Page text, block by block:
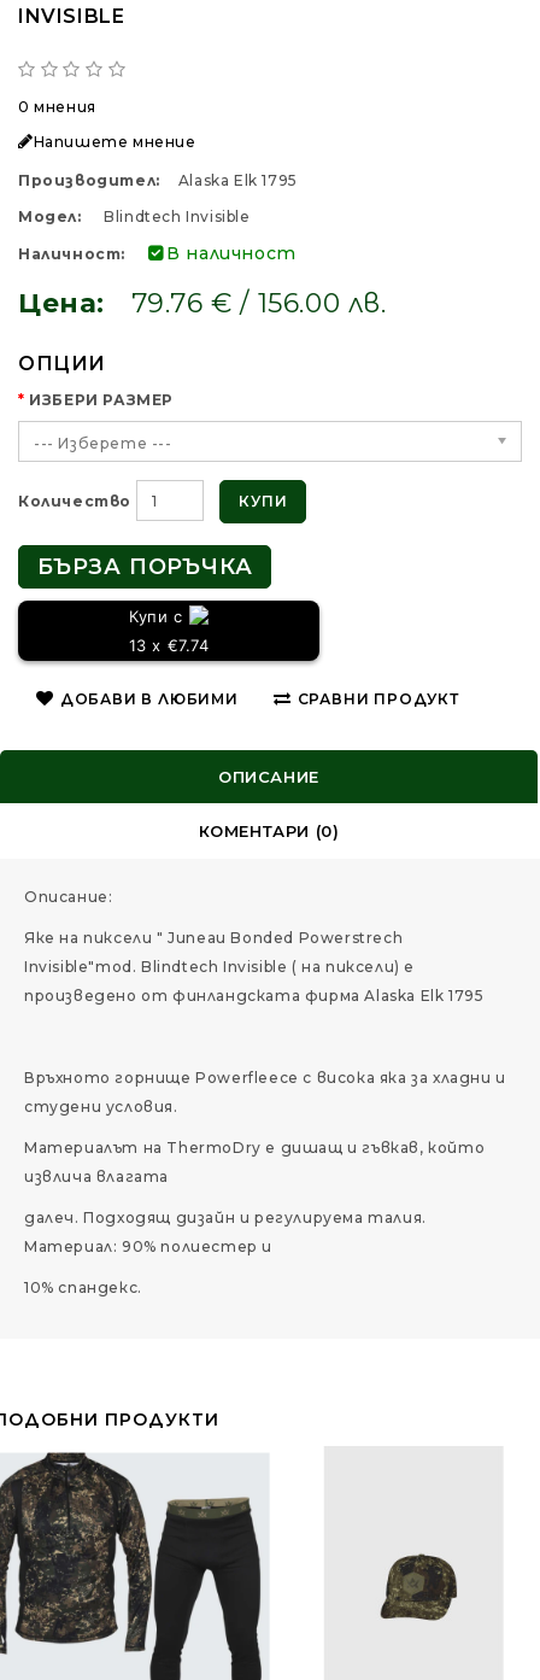
INVISIBLE
0 мнения
Напишете мнение
Производител:
Alaska Elk 1795
Модел:
Blindtech Invisible
Наличност: В наличност
Цена: 79.76 € / 156.00 лв.
ОПЦИИ
ИЗБЕРИ РАЗМЕР
--- Изберете ---
Количество КУПИ
БЪРЗА ПОРЪЧКА
Купи с
13 x €7.74
ДОБАВИ В ЛЮБИМИ СРАВНИ ПРОДУКТ
ОПИСАНИЕ
КОМЕНТАРИ (0)
Описание:
Яке на пиксели " Juneau Bonded Powerstrech
Invisible"mod. Blindtech Invisible ( на пиксели) е
произведено от финландската фирма Alaska Elk 1795
Връхното горнище Powerfleece с висока яка за хладни и
студени условия.
Материалът на ThermoDry е дишащ и гъвкав, който
извлича влагата
далеч. Подходящ дизайн и регулируема талия.
Материал: 90% полиестер и
10% спандекс.
ПРОДУКТИ